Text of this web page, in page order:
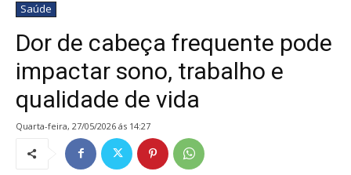
Saúde
Dor de cabeça frequente pode
impactar sono, trabalho e
qualidade de vida
quarta-feira, 27/05/2026 ás 14:27